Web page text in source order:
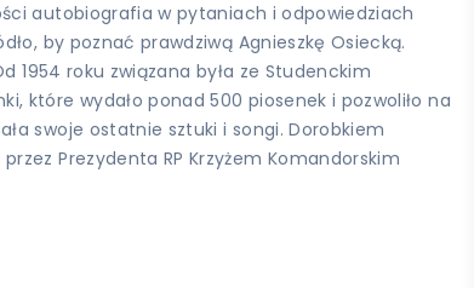
autobiografia w pytaniach i odpowiedziach
by poznać prawdziwą Agnieszkę Osiecką.
1954 roku związana była ze Studenckim
które wydało ponad 500 piosenek i pozwoliło na
swoje ostatnie sztuki i songi. Dorobkiem
Prezydenta RP Krzyżem Komandorskim